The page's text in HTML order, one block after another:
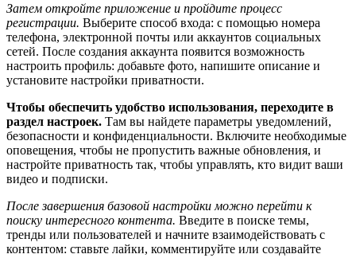
Затем откройте приложение и пройдите процесс
регистрации. Выберите способ входа: с помощью номера
телефона, электронной почты или аккаунтов социальных
сетей. После создания аккаунта появится возможность
настроить профиль: добавьте фото, напишите описание и
установите настройки приватности.
Чтобы обеспечить удобство использования, переходите в
раздел настроек. Там вы найдете параметры уведомлений,
безопасности и конфиденциальности. Включите необходимые
оповещения, чтобы не пропустить важные обновления, и
настройте приватность так, чтобы управлять, кто видит ваши
видео и подписки.
После завершения базовой настройки можно перейти к
поиску интересного контента. Введите в поиске темы,
тренды или пользователей и начните взаимодействовать с
контентом: ставьте лайки, комментируйте или создавайте